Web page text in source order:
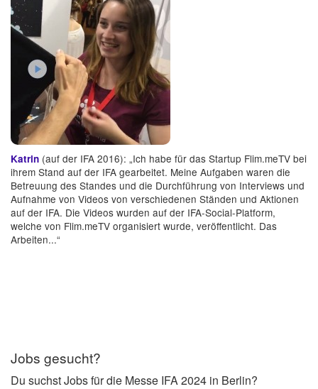
Katrin (auf der IFA 2016): „Ich habe für das Startup Flim.meTV bei
ihrem Stand auf der IFA gearbeitet. Meine Aufgaben waren die
Betreuung des Standes und die Durchführung von Interviews und
Aufnahme von Videos von verschiedenen Ständen und Aktionen
auf der IFA. Die Videos wurden auf der IFA-Social-Platform,
welche von Flim.meTV organisiert wurde, veröffentlicht. Das
Arbeiten...“
Jobs gesucht?
Du suchst Jobs für die Messe IFA 2024 in Berlin?